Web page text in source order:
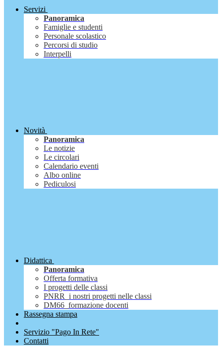
Servizi
Panoramica
Famiglie e studenti
Personale scolastico
Percorsi di studio
Interpelli
Novità
Panoramica
Le notizie
Le circolari
Calendario eventi
Albo online
Pediculosi
Didattica
Panoramica
Offerta formativa
I progetti delle classi
PNRR_i nostri progetti nelle classi
DM66_formazione docenti
Rassegna stampa
Servizio "Pago In Rete"
Contatti